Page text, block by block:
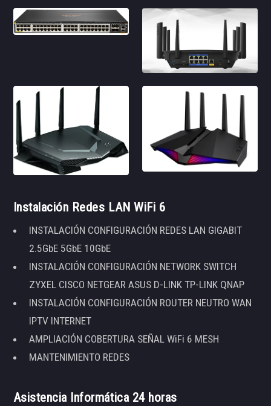
Instalación Redes LAN WiFi 6
INSTALACIÓN CONFIGURACIÓN REDES LAN GIGABIT
2.5GbE 5GbE 10GbE
INSTALACIÓN CONFIGURACIÓN NETWORK SWITCH
ZYXEL CISCO NETGEAR ASUS D-LINK TP-LINK QNAP
INSTALACIÓN CONFIGURACIÓN ROUTER NEUTRO WAN
IPTV INTERNET
AMPLIACIÓN COBERTURA SEÑAL WiFi 6 MESH
MANTENIMIENTO REDES
Asistencia Informática 24 horas